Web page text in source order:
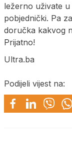
ležerno uživate
pobjednički. Pa
doručka kakvog
Prijatno!
Ultra.ba
Podijeli vijest na: